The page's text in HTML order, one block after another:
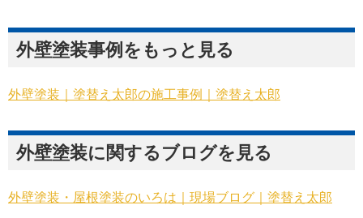
外壁塗装事例をもっと見る
外壁塗装｜塗替え太郎の施工事例｜塗替え太郎
外壁塗装に関するブログを見る
外壁塗装・屋根塗装のいろは｜現場ブログ｜塗替え太郎